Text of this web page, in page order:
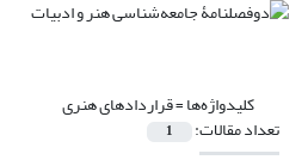
کلیدواژه‌ها =قراردادهای هنری
تعداد مقالات: 1